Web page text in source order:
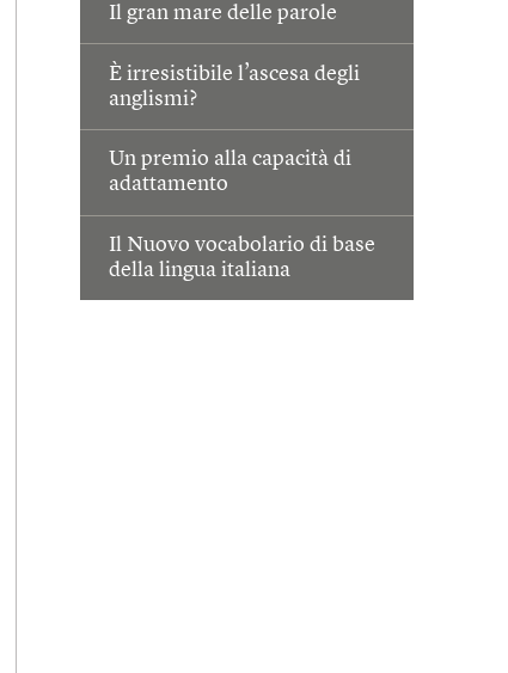
Il gran mare delle parole
È irresistibile l’ascesa degli
anglismi?
Un premio alla capacità di
adattamento
Il Nuovo vocabolario di base
della lingua italiana